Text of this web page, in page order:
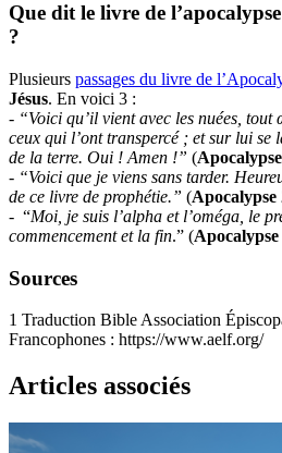
Que dit le livre de
?
Plusieurs passages du livre de
Jésus. En voici 3 :
- “Voici qu’il vient avec les nuées,
ceux qui l’ont transpercé ; et sur lui se
de la terre. Oui ! Amen !” (
- “Voici que je viens sans tarder.
de ce livre de prophétie.” (Apocalypse
- “Moi, je suis l’alpha et l’oméga, le
commencement et la fin.” (Apocalypse
Sources
1 Traduction Bible Association
Francophones : https://www.aelf.org/
Articles associés